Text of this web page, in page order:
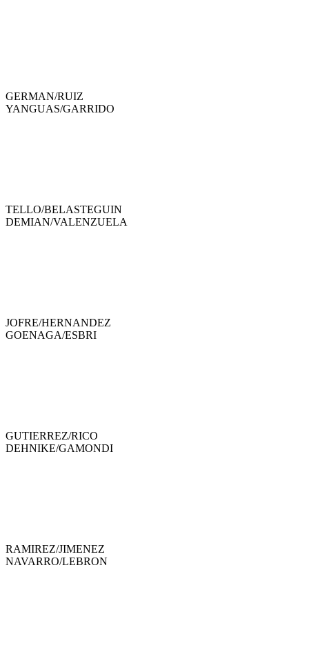
GERMAN/RUIZ
YANGUAS/GARRIDO
TELLO/BELASTEGUIN
DEMIAN/VALENZUELA
JOFRE/HERNANDEZ
GOENAGA/ESBRI
GUTIERREZ/RICO
DEHNIKE/GAMONDI
RAMIREZ/JIMENEZ
NAVARRO/LEBRON